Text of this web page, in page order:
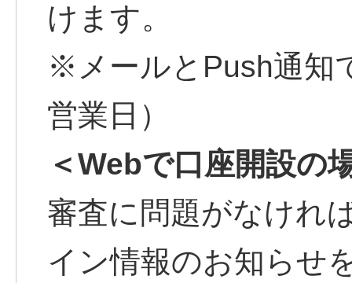
けます。
※メールとPush通知
営業日）
＜Webで口座開設の
審査に問題がなけれ
イン情報のお知らせ